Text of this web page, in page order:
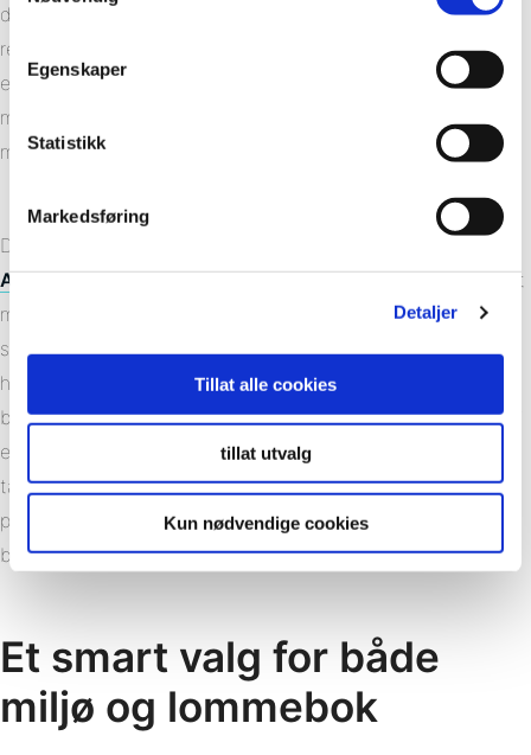
Egenskaper
Statistikk
Markedsføring
Detaljer
Tillat alle cookies
tillat utvalg
Kun nødvendige cookies
det består av paneler med membran i front som monteres
rett på stenderverket – i motsetning til flis som krever både
et ekstra underlag og flere tilleggsprodukter – er den totale
materialbruken for et gjennomsnittlig bad opptil 80% mindre
med Fibo.
Det kommer fram i en
Asplan Viak. Rapporten dokumenterer videre at bad bygget
med Fibo også gir over 40% lavere klimagassutslipp
sammenlignet med snittet for et flislagt bad, avhengig av
hvilket marked man skal transportere varene til. I
beregningene har man da sett på det totale CO2 avtrykket i
et såkalt «cradle-to-grave» perspektiv. Det betyr at man har
tatt høyde for produktenes totale CO2 avtrykk, fra
produksjon, transport og installasjon og helt til produktet er
brutt ned og har gått tilbake til naturen.
Et smart valg for både
miljø og lommebok